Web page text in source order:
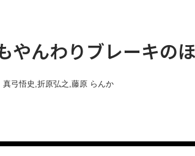
やんわりブレーキの
真弓悟史 ,折原弘之 ,藤原 らんか